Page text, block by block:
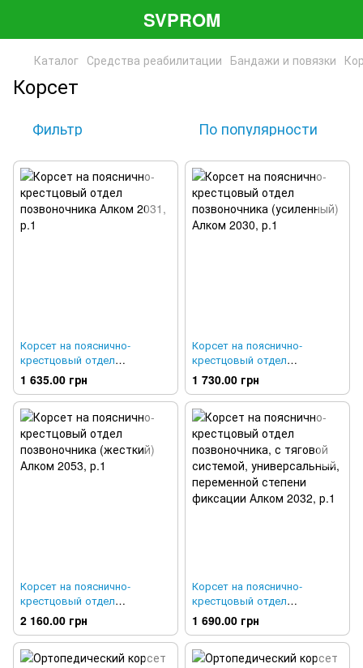
SVPROM
Каталог Средства реабилитации Бандажи и повязки
Корсет
Фильтр По популярности
Корсет на пояснично-
крестцовый отдел
позвоночника Алком 2031,
р.1
1 635.00 грн
Корсет на пояснично-
крестцовый отдел
позвоночника (усиленный)
Алком 2030, р.1
1 730.00 грн
Корсет на пояснично-
крестцовый отдел
позвоночника (жесткий)
Алком 2053, р.1
2 160.00 грн
Корсет на пояснично-
крестцовый отдел
позвоночника, с тяговой
системой, универсальный,
переменной степени
фиксации Алком 2032, р.1
1 690.00 грн